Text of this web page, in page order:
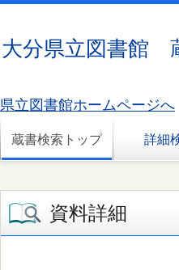
大分県立図書館
県立図書館ホームページへ
蔵書検索トップ 詳細
資料詳細